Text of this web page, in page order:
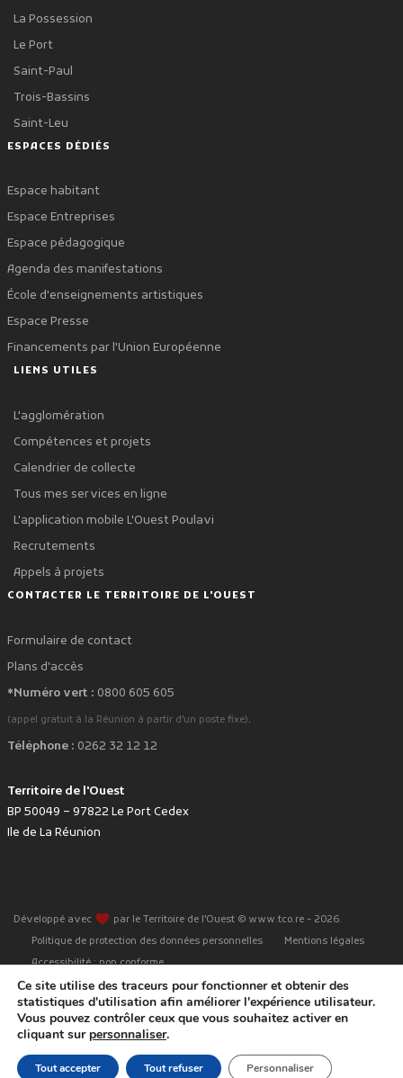
La Possession
Le Port
Saint-Paul
Trois-Bassins
Saint-Leu
ESPACES DÉDIÉS
Espace habitant
Espace Entreprises
Espace pédagogique
Agenda des manifestations
École d'enseignements artistiques
Espace Presse
Financements par l'Union Européenne
LIENS UTILES
L'agglomération
Compétences et projets
Calendrier de collecte
Tous mes services en ligne
L'application mobile L'Ouest Poulavi
Recrutements
Appels à projets
CONTACTER LE TERRITOIRE DE L'OUEST
Formulaire de contact
Plans d'accès
*Numéro vert : 0800 605 605
(appel gratuit à la Réunion à partir d'un poste fixe).
Téléphone : 0262 32 12 12
Territoire de l'Ouest
BP 50049 – 97822 Le Port Cedex
Ile de La Réunion
Développé avec favorite par le Territoire de l'Ouest © www.tco.re - 2026.
Politique de protection des données personnelles
Mentions légales
Accessibilité : non conforme
Ce site utilise des traceurs pour fonctionner et obtenir des
statistiques d'utilisation afin améliorer l'expérience utilisateur.
Vous pouvez contrôler ceux que vous souhaitez activer en
cliquant sur personnaliser.
Tout accepter Tout refuser Personnaliser